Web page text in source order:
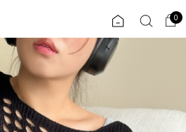
0
ENG
JP
플러스핏 회원혜택
0